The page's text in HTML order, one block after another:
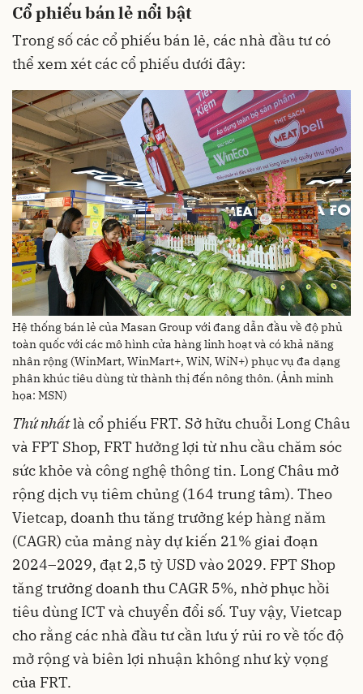
Cổ phiếu bán lẻ nổi bật
Trong số các cổ phiếu bán lẻ, các nhà đầu tư có
thể xem xét các cổ phiếu dưới đây:
Hệ thống bán lẻ của Masan Group với đang dẫn đầu về độ phủ
toàn quốc với các mô hình cửa hàng linh hoạt và có khả năng
nhân rộng (WinMart, WinMart+, WiN, WiN+) phục vụ đa dạng
phân khúc tiêu dùng từ thành thị đến nông thôn. (Ảnh minh
họa: MSN)
Thứ nhấtlà cổ phiếu FRT. Sở hữu chuỗi Long Châu
và FPT Shop, FRT hưởng lợi từ nhu cầu chăm sóc
sức khỏe và công nghệ thông tin. Long Châu mở
rộng dịch vụ tiêm chủng (164 trung tâm). Theo
Vietcap, doanh thu tăng trưởng kép hàng năm
(CAGR) của mảng này dự kiến 21% giai đoạn
2024–2029, đạt 2,5 tỷ USD vào 2029. FPT Shop
tăng trưởng doanh thu CAGR 5%, nhờ phục hồi
tiêu dùng ICT và chuyển đổi số. Tuy vậy, Vietcap
cho rằng các nhà đầu tư cần lưu ý rủi ro về tốc độ
mở rộng và biên lợi nhuận không như kỳ vọng
của FRT.